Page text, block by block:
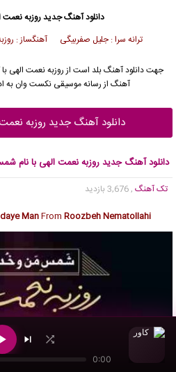
دانلود آهنگ جدیدروزبه نعمت
ترانه سرا : جلیل صفربیگی آهنگساز :
جهت دانلود آهنگ بلد است از روزبه نعمت الهی
آهنگ از رسانه موسیقی نکست وان به
دانلود آهنگ جدید روزبه
دانلود آهنگ جدید روزبه نعمت الهی با
تک آهنگ , 3,676 بازدید
ManFrom Roozbeh Nematollahi
0:00